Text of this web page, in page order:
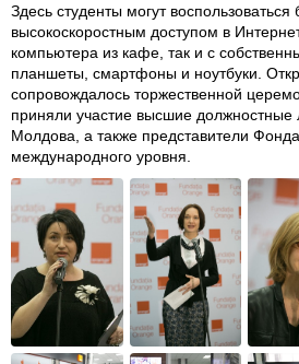
Здесь студенты могут
высокоскоростным доступом в
компьютера из кафе, так и с
планшеты, смартфоны и ноутбуки.
сопровождалось торжественной
приняли участие высшие должностные
Молдова, а также представители
международного уровня.